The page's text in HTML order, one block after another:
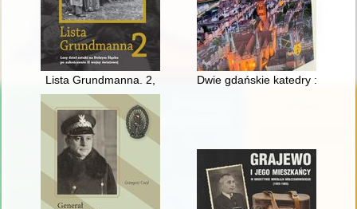
Lista Grundmanna. 2, Dwie gdańskie katedry : filary